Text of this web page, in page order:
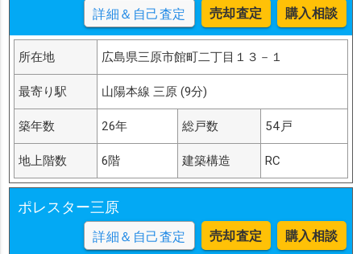
詳細＆自己査定 売却査定 購入相談
所在地 広島県三原市館町二丁目１３－１
最寄り駅 山陽本線 三原 (9分)
築年数 26年 総戸数 54戸
地上階数 6階 建築構造 RC
ポレスター三原
詳細＆自己査定 売却査定 購入相談